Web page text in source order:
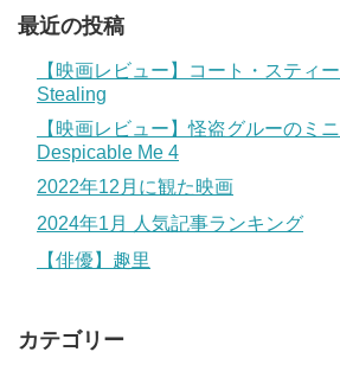
最近の投稿
【映画レビュー】コート・スティ
Stealing
【映画レビュー】怪盗グルーのミ
Despicable Me 4
2022年12月に観た映画
2024年1月 人気記事ランキング
【俳優】趣里
カテゴリー